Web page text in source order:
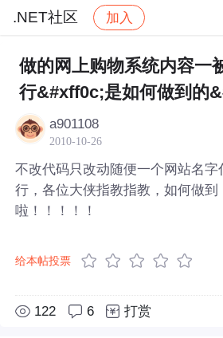
.NET社区 加入
社区 .NET社区 帖子详情
做的网上购物系统内容一
行&#xff0c;是如何做到的
a901108
2010-10-26
不改代码只改动随便一个网站名字
行，各位大侠指教指教，如何做到
啦！！！！！
给本帖投票
122 6 打赏